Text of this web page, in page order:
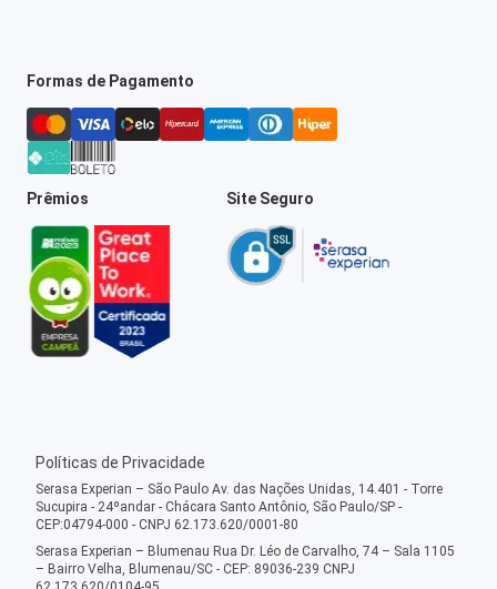
Formas de Pagamento
Prêmios Site Seguro
Políticas de Privacidade
Serasa Experian – São Paulo Av. das Nações Unidas, 14.401 - Torre
Sucupira - 24ºandar - Chácara Santo Antônio, São Paulo/SP -
CEP:04794-000 - CNPJ 62.173.620/0001-80
Serasa Experian – Blumenau Rua Dr. Léo de Carvalho, 74 – Sala 1105
– Bairro Velha, Blumenau/SC - CEP: 89036-239 CNPJ